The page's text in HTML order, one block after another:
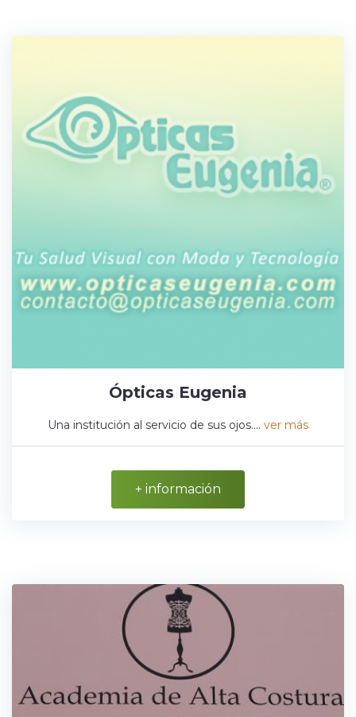
Ópticas Eugenia
Una institución al servicio de sus ojos.... ver más
+ información